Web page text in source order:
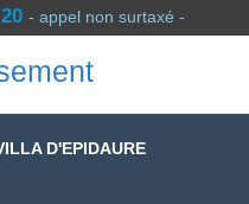
- appel non surtaxé -
D'EPIDAURE